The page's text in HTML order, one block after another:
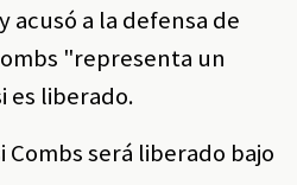
acusó a la defensa de
"representa un
es liberado.
será liberado bajo